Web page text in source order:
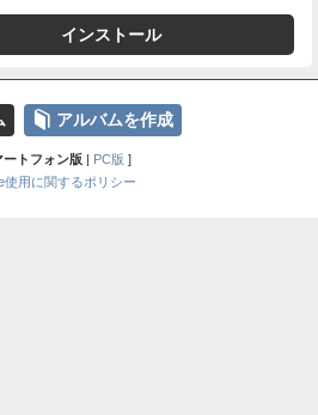
インストール
📕 アルバムを作成
ートフォン版| PC版 ]
使用に関するポリシー